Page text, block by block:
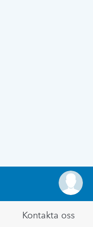
Kontakta oss